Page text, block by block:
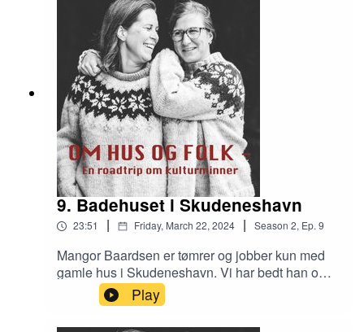
9. Badehuset i Skudeneshavn
23:51 | Friday, March 22, 2024 | Season 2, Ep. 9
Mangor Baardsen er tømrer og jobber kun med
gamle hus i Skudeneshavn. Vi har bedt han om å
vise oss et prosjekt han er skikkelig stolt av, og vi
drar til Badehuset.
Play